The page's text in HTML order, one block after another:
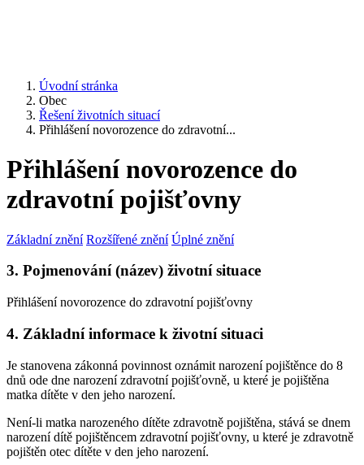
Úvodní stránka
Obec
Řešení životních situací
Přihlášení novorozence do zdravotní...
Přihlášení novorozence do
zdravotní pojišťovny
Základní znění Rozšířené znění Úplné znění
3. Pojmenování (název) životní situace
Přihlášení novorozence do zdravotní pojišťovny
4. Základní informace k životní situaci
Je stanovena zákonná povinnost oznámit narození pojištěnce do 8
dnů ode dne narození zdravotní pojišťovně, u které je pojištěna
matka dítěte v den jeho narození.
Není-li matka narozeného dítěte zdravotně pojištěna, stává se dnem
narození dítě pojištěncem zdravotní pojišťovny, u které je zdravotně
pojištěn otec dítěte v den jeho narození.